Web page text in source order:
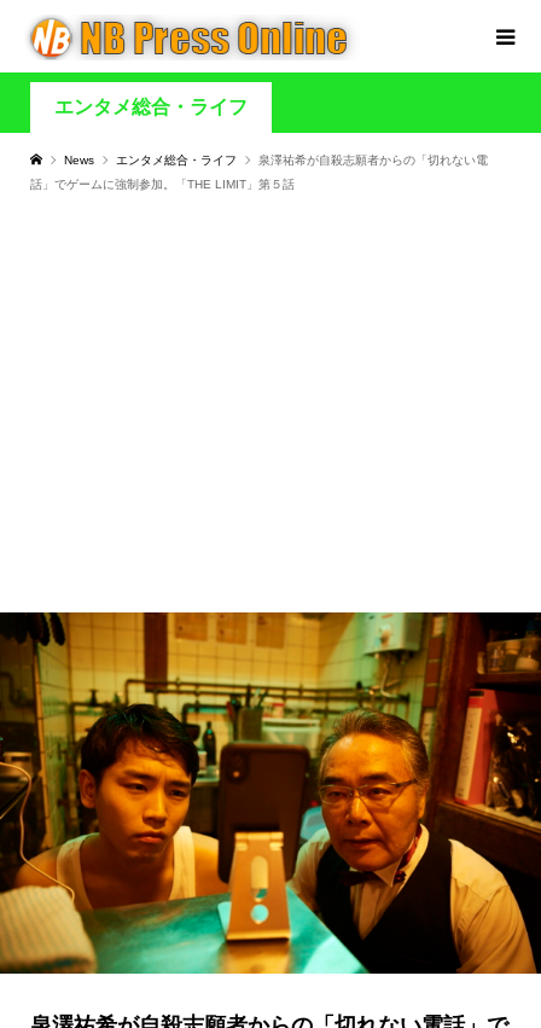
エンタメ総合・ライフ
News エンタメ総合・ライフ
泉澤祐希が自殺志願者からの「切れない電
話」でゲームに強制参加。「THE LIMIT」第５話